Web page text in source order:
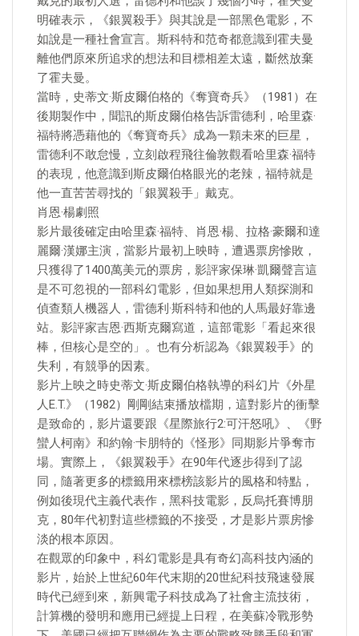
明確表示，《銀翼殺手》與其說是一部黑色電影，不
如說是一種社會宣言。斯科特和范奇都意識到霍夫曼
離他們原來所追求的想法和目標相差太遠，斷然放棄
了霍夫曼。
當時，史蒂文·斯皮爾伯格的《奪寶奇兵》（1981）在
後期製作中，聞訊的斯皮爾伯格告訴雷德利，哈里森·
福特將憑藉他的《奪寶奇兵》成為一顆未來的巨星，
雷德利不敢怠慢，立刻啟程飛往倫敦觀看哈里森·福特
的表現，他意識到斯皮爾伯格眼光的老辣，福特就是
他一直苦苦尋找的「銀翼殺手」戴克。
肖恩·楊劇照
影片最後確定由哈里森·福特、肖恩·楊、拉格·豪爾和達
麗爾·漢娜主演，當影片最初上映時，遭遇票房慘敗，
只獲得了1400萬美元的票房，影評家保琳·凱爾聲言這
是不可忽視的一部科幻電影，但如果想用人類探測和
偵查類人機器人，雷德利·斯科特和他的人馬最好靠邊
站。影評家吉恩·西斯克爾寫道，這部電影「看起來很
棒，但核心是空的」。也有分析認為《銀翼殺手》的
失利，有競爭的因素。
影片上映之時史蒂文·斯皮爾伯格執導的科幻片《外星
人E.T.》（1982）剛剛結束播放檔期，這對影片的衝擊
是致命的，影片還要跟《星際旅行2:可汗怒吼》、《野
蠻人柯南》和約翰·卡朋特的《怪形》同期影片爭奪市
場。實際上，《銀翼殺手》在90年代逐步得到了認
同，隨著更多的標籤用來標榜該影片的風格和特點，
例如後現代主義代表作，黑科技電影，反烏托賽博朋
克，80年代初對這些標籤的不接受，才是影片票房慘
淡的根本原因。
在觀眾的印象中，科幻電影是具有奇幻高科技內涵的
影片，始於上世紀60年代末期的20世紀科技飛速發展
時代已經到來，新興電子科技成為了社會主流技術，
計算機的發明和應用已經提上日程，在美蘇冷戰形勢